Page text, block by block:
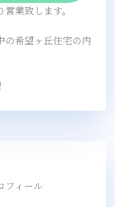
業致します。
の希望ヶ丘住宅の内
フィール